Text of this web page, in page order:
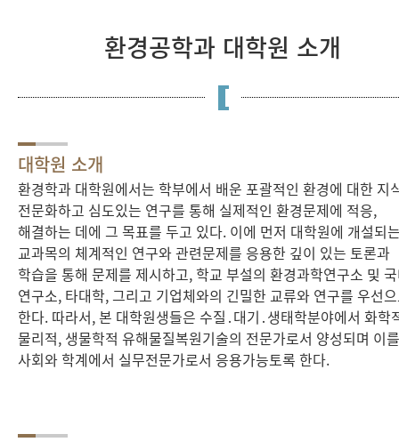
환경공학과 대학원 소개
대학원 소개
환경학과 대학원에서는 학부에서 배운 포괄적인 환경에 대한 지
전문화하고 심도있는 연구를 통해 실제적인 환경문제에 적응,
해결하는 데에 그 목표를 두고 있다. 이에 먼저 대학원에 개설되
교과목의 체계적인 연구와 관련문제를 응용한 깊이 있는 토론과
학습을 통해 문제를 제시하고, 학교 부설의 환경과학연구소 및
연구소, 타대학, 그리고 기업체와의 긴밀한 교류와 연구를 우선
한다. 따라서, 본 대학원생들은 수질․대기․생태학분야에서 화학
물리적, 생물학적 유해물질복원기술의 전문가로서 양성되며 이를
사회와 학계에서 실무전문가로서 응용가능토록 한다.